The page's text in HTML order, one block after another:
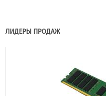
ЛИДЕРЫ ПРОДАЖ